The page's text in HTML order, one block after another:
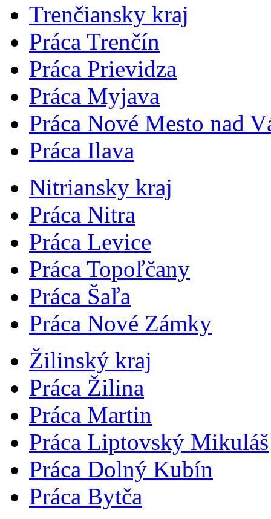
Trenčiansky kraj
Práca Trenčín
Práca Prievidza
Práca Myjava
Práca Nové Mesto nad
Práca Ilava
Nitriansky kraj
Práca Nitra
Práca Levice
Práca Topoľčany
Práca Šaľa
Práca Nové Zámky
Žilinský kraj
Práca Žilina
Práca Martin
Práca Liptovský Mikuláš
Práca Dolný Kubín
Práca Bytča